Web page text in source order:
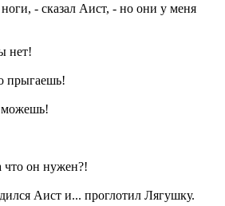
- сказал Аист, - но они у меня
нет!
прыгаешь!
можешь!
он нужен?!
Аист и... проглотил Лягушку.